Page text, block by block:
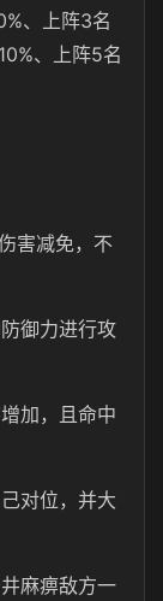
、上阵3名
、上阵5名
害减免，不
御力进行攻
加，且命中
对位，并大
麻痹敌方一